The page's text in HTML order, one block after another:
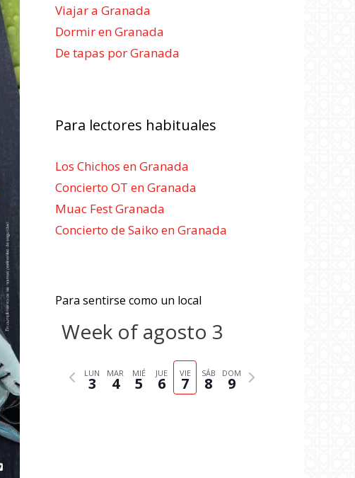
Viajar a Granada
Dormir en Granada
De tapas por Granada
Para lectores habituales
Los Chichos en Granada
Concierto OT en Granada
Muac Fest Granada
Concierto de Saiko en Granada
Para sentirse como un local
Week of agosto 3
LUN
3
MAR
4
MIÉ
5
JUE
6
VIE
7
SÁB
8
DOM
9
N